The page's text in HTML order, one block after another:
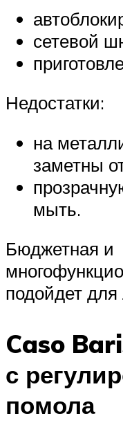
сетевой
Недостатки:
на
заметны
мыть.
Бюджетная и
подойдет
Caso
с
помола